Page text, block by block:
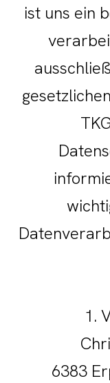
ist uns ein
1.
6383